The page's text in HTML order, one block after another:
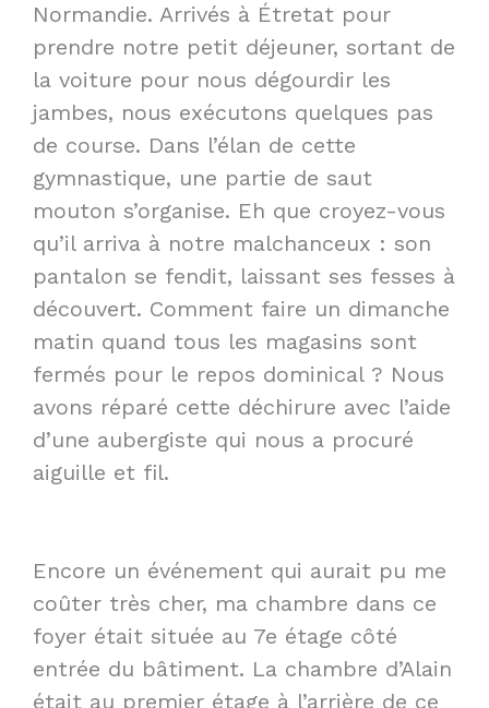
Normandie. Arrivés à Étretat pour
prendre notre petit déjeuner, sortant de
la voiture pour nous dégourdir les
jambes, nous exécutons quelques pas
de course. Dans l’élan de cette
gymnastique, une partie de saut
mouton s’organise. Eh que croyez-vous
qu’il arriva à notre malchanceux : son
pantalon se fendit, laissant ses fesses à
découvert. Comment faire un dimanche
matin quand tous les magasins sont
fermés pour le repos dominical ? Nous
avons réparé cette déchirure avec l’aide
d’une aubergiste qui nous a procuré
aiguille et fil.
Encore un événement qui aurait pu me
coûter très cher, ma chambre dans ce
foyer était située au 7e étage côté
entrée du bâtiment. La chambre d’Alain
était au premier étage à l’arrière de ce